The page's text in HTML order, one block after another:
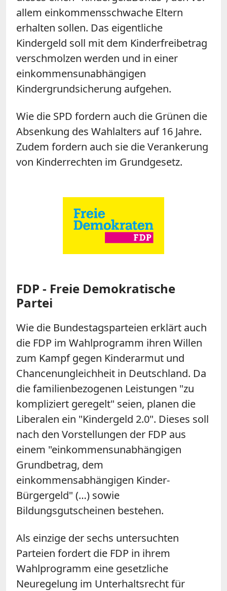
allem einkommensschwache Eltern
erhalten sollen. Das eigentliche
Kindergeld soll mit dem Kinderfreibetrag
verschmolzen werden und in einer
einkommensunabhängigen
Kindergrundsicherung aufgehen.
Wie die SPD fordern auch die Grünen die
Absenkung des Wahlalters auf 16 Jahre.
Zudem fordern auch sie die Verankerung
von Kinderrechten im Grundgesetz.
FDP - Freie Demokratische
Partei
Wie die Bundestagsparteien erklärt auch
die FDP im Wahlprogramm ihren Willen
zum Kampf gegen Kinderarmut und
Chancenungleichheit in Deutschland. Da
die familienbezogenen Leistungen "zu
kompliziert geregelt" seien, planen die
Liberalen ein "Kindergeld 2.0". Dieses soll
nach den Vorstellungen der FDP aus
einem "einkommensunabhängigen
Grundbetrag, dem
einkommensabhängigen Kinder-
Bürgergeld" (…) sowie
Bildungsgutscheinen bestehen.
Als einzige der sechs untersuchten
Parteien fordert die FDP in ihrem
Wahlprogramm eine gesetzliche
Neuregelung im Unterhaltsrecht für